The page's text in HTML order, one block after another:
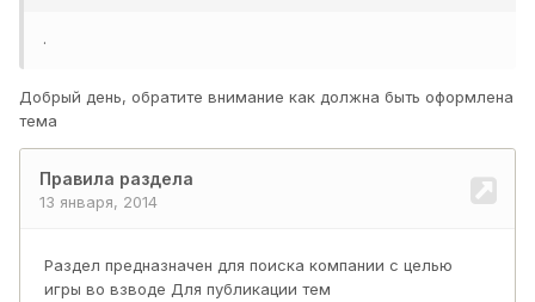
.
Добрый день, обратите внимание как должна быть оформлена
тема